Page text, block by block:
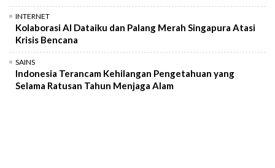
INTERNET
Kolaborasi AI Dataiku dan Palang Merah Singapura Atasi
Krisis Bencana
SAINS
Indonesia Terancam Kehilangan Pengetahuan yang
Selama Ratusan Tahun Menjaga Alam